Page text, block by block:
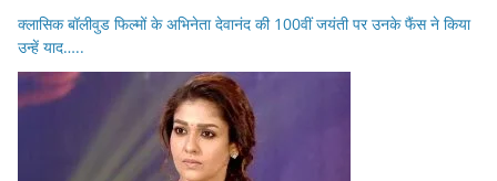
क्लासिक बॉलीवुड फिल्मों के अभिनेता देवानंद की 100वीं जयंती पर उनके फैंस ने किया
उन्हें याद…..